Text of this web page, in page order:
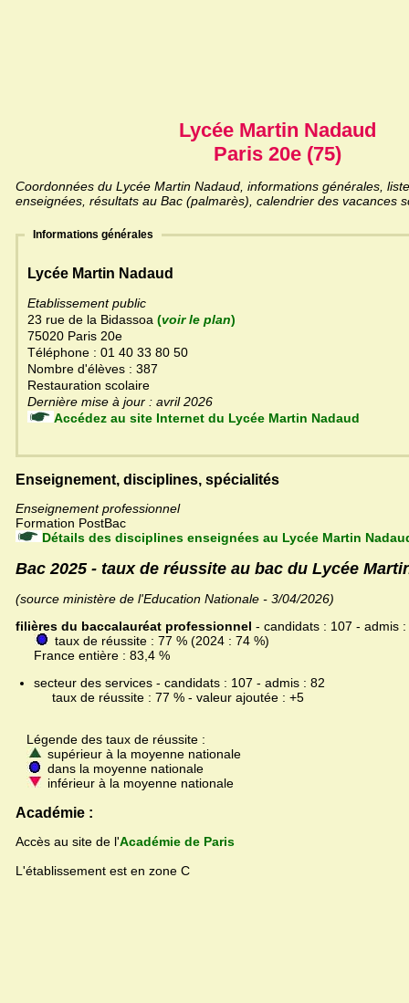
Lycée Martin Nadaud
Paris 20e (75)
Coordonnées du Lycée Martin Nadaud, informations générales,
enseignées, résultats au Bac (palmarès), calendrier des vacances
Informations générales
Lycée Martin Nadaud
Etablissement public
23 rue de la Bidassoa (voir le plan)
75020 Paris 20e
Téléphone : 01 40 33 80 50
Nombre d'élèves : 387
Restauration scolaire
Dernière mise à jour : avril 2026
Accédez au site Internet du Lycée Martin Nadaud
Enseignement, disciplines, spécialités
Enseignement professionnel
Formation PostBac
Détails des disciplines enseignées au Lycée Martin
Bac 2025 - taux de réussite au bac du Lycée
(source ministère de l'Education Nationale - 3/04/2026)
filières du baccalauréat professionnel - candidats : 107 - admis :
taux de réussite : 77 % (2024 : 74 %)
France entière : 83,4 %
secteur des services - candidats : 107 - admis : 82
taux de réussite : 77 % - valeur ajoutée : +5
Légende des taux de réussite :
supérieur à la moyenne nationale
dans la moyenne nationale
inférieur à la moyenne nationale
Académie :
Accès au site de l'Académie de Paris
L'établissement est en zone C